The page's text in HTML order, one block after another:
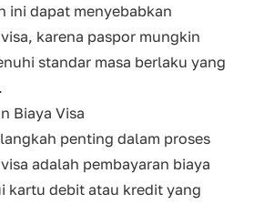
ini dapat menyebabkan
karena paspor mungkin
standar masa berlaku yang
Biaya Visa
penting dalam proses
adalah pembayaran biaya
kartu debit atau kredit yang